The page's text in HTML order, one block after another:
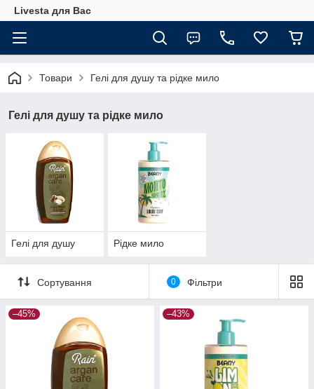
Livesta для Вас
Товари Гелі для душу та рідке мило
Гелі для душу та рідке мило
Гелі для душу Рідке мило
Сортування 0 Фільтри
–45% –43%